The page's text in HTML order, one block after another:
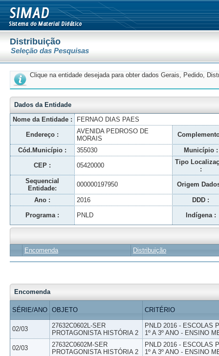
Distribuição
Seleção das Pesquisas
Clique na entidade desejada para obter dados Gerais, Pedido,
Dados da Entidade
Nome da Entidade :
FERNAO DIAS PAES
Endereço :
AVENIDA PEDROSO DE
MORAIS
Cód.Município : 355030 Município :
CEP : 05420000
Tipo
:
Sequencial
Entidade:
000000197950 Origem
Ano : 2016 DDD :
Programa : PNLD Indígena :
Encomenda Distribuição
Encomenda
SÉRIE/ANO OBJETO CRITÉRIO
02/03
27632C0602L-SER
PROTAGONISTA HISTÓRIA 2
PNLD 2016 - ESCOLAS
1º A 3º ANO - ENSINO
02/03
27632C0602M-SER
PROTAGONISTA HISTÓRIA 2
PNLD 2016 - ESCOLAS
1º A 3º ANO - ENSINO